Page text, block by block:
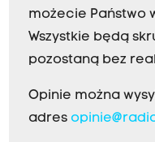
możecie Państwo
Wszystkie będą
pozostaną bez
Opinie można
adres